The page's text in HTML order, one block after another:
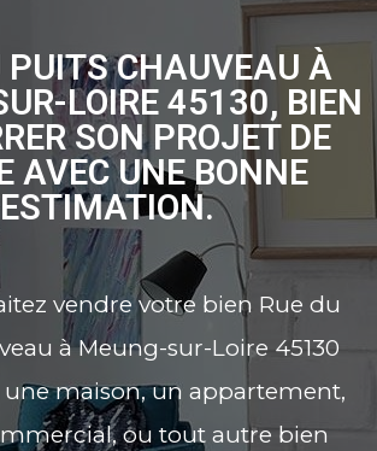
PUITS CHAUVEAU À
LOIRE 45130, BIEN
SON PROJET DE
AVEC UNE BONNE
ESTIMATION.
vendre votre bien Rue du
à Meung-sur-Loire 45130
une maison, un appartement,
ou tout autre bien